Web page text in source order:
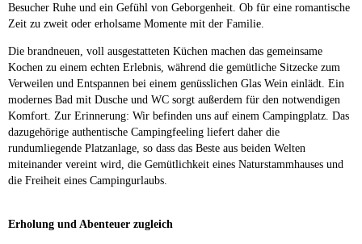
Besucher Ruhe und ein Gefühl von Geborgenheit. Ob für eine romantische
Zeit zu zweit oder erholsame Momente mit der Familie.
Die brandneuen, voll ausgestatteten Küchen machen das gemeinsame
Kochen zu einem echten Erlebnis, während die gemütliche Sitzecke zum
Verweilen und Entspannen bei einem genüsslichen Glas Wein einlädt. Ein
modernes Bad mit Dusche und WC sorgt außerdem für den notwendigen
Komfort. Zur Erinnerung: Wir befinden uns auf einem Campingplatz. Das
dazugehörige authentische Campingfeeling liefert daher die
rundumliegende Platzanlage, so dass das Beste aus beiden Welten
miteinander vereint wird, die Gemütlichkeit eines Naturstammhauses und
die Freiheit eines Campingurlaubs.
Erholung und Abenteuer zugleich